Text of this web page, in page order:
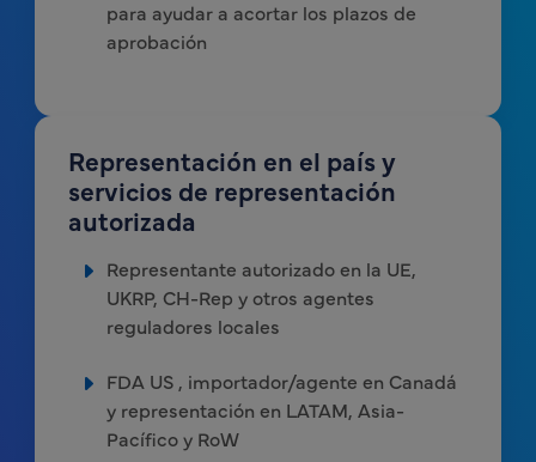
para ayudar a acortar los plazos de
aprobación
Representación en el país y
servicios de representación
autorizada
Representante autorizado en la UE,
UKRP, CH-Rep y otros agentes
reguladores locales
FDA US , importador/agente en Canadá
y representación en LATAM, Asia-
Pacífico y RoW